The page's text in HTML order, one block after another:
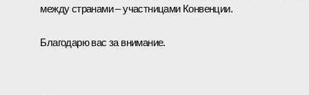
между странами – участницами Конвенции.
Благодарю вас за внимание.